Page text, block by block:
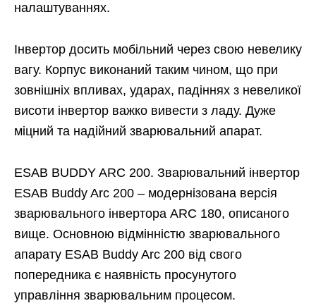
налаштуваннях.
Інвертор досить мобільний через свою невелику
вагу. Корпус виконаний таким чином, що при
зовнішніх впливах, ударах, падіннях з невеликої
висоти інвертор важко вивести з ладу. Дуже
міцний та надійний зварювальний апарат.
ESAB BUDDY ARC 200. Зварювальний інвертор
ESAB Buddy Arc 200 – модернізована версія
зварювального інвертора ARC 180, описаного
вище. Основною відмінністю зварювального
апарату ESAB Buddy Arc 200 від свого
попередника є наявність просунутого
управління зварювальним процесом.